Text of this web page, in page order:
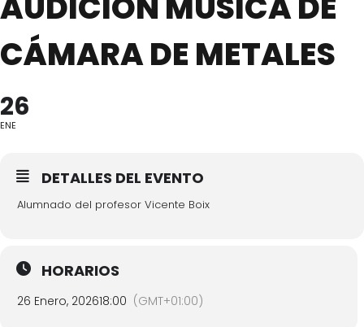
CÁMARA DE METALES
26
ENE
DETALLES DEL EVENTO
Alumnado del profesor Vicente Boix
HORARIOS
26 Enero, 202618:00 (GMT+01:00)